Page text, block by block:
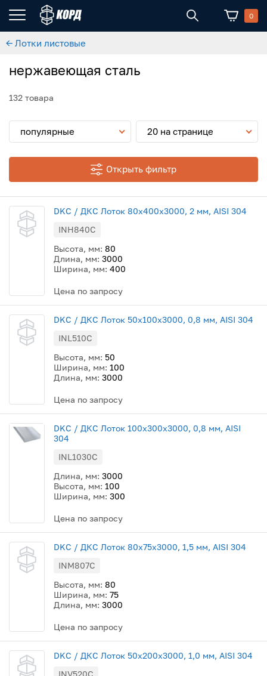
0
← Лотки листовые
нержавеющая сталь
132 товара
популярные 20 на странице
Открыть фильтр
DKC / ДКС Лоток 80х400х3000, 2 мм, AISI 304
INH840C
Высота, мм: 80
Длина, мм: 3000
Ширина, мм: 400
Цена по запросу
DKC / ДКС Лоток 50x100х3000, 0,8 мм, AISI 304
INL510C
Высота, мм: 50
Ширина, мм: 100
Длина, мм: 3000
Цена по запросу
DKC / ДКС Лоток 100x300х3000, 0,8 мм, AISI
304
INL1030C
Длина, мм: 3000
Высота, мм: 100
Ширина, мм: 300
Цена по запросу
DKC / ДКС Лоток 80х75х3000, 1,5 мм, AISI 304
INM807C
Высота, мм: 80
Ширина, мм: 75
Длина, мм: 3000
Цена по запросу
DKC / ДКС Лоток 50x200х3000, 1,0 мм, AISI 304
INV520C